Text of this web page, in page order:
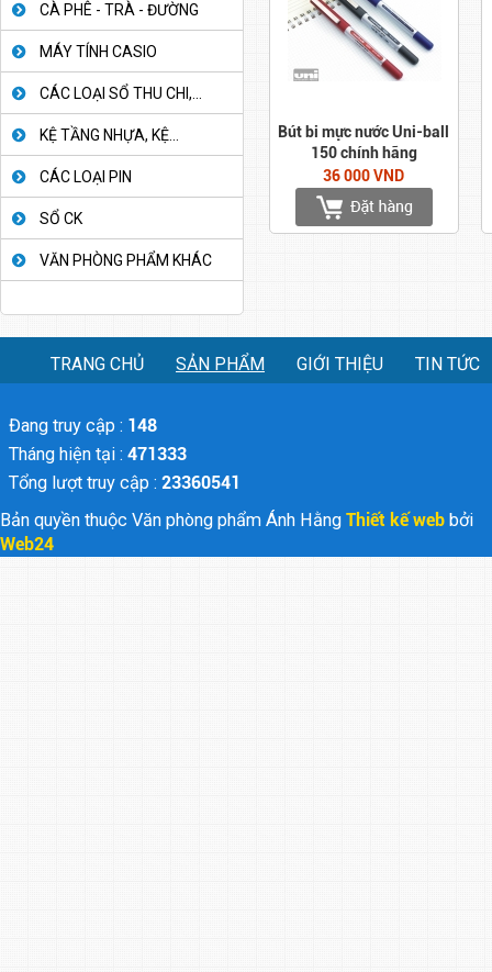
CÀ PHÊ - TRÀ - ĐƯỜNG
MÁY TÍNH CASIO
CÁC LOẠI SỔ THU CHI,...
KỆ TẦNG NHỰA, KỆ...
CÁC LOẠI PIN
SỔ CK
VĂN PHÒNG PHẨM KHÁC
Bút bi mực nước Uni-ball
150 chính hãng
36 000 VND
TRANG CHỦ SẢN PHẨM GIỚI THIỆU TIN TỨC
Đang truy cập : 148
Tháng hiện tại : 471333
Tổng lượt truy cập : 23360541
Bản quyền thuộc Văn phòng phẩm Ánh Hằng Thiết kế web bởi
Web24